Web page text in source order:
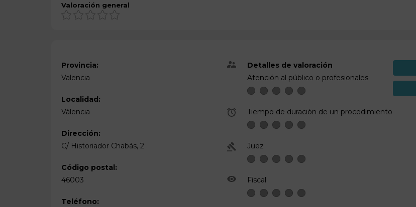
Valoración general
Provincia:
Valencia
Localidad:
Vàlencia
Dirección:
C/ Historiador Chabás, 2
Código postal:
46003
Teléfono:
Detalles de valoración
Atención al público o profesionales
Tiempo de duración de un procedimiento
Juez
Fiscal